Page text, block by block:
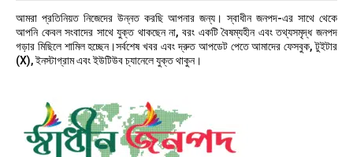
আমরা প্রতিনিয়ত নিজেদের উন্নত করছি আপনার জন্য। স্বাধীন জনপদ-এর সাথে থেকে
আপনি কেবল সংবাদের সাথে যুক্ত থাকছেন না, বরং একটি বৈষম্যহীন এবং তথ্যসমৃদ্ধ জনপদ
গড়ার মিছিলে শামিল হচ্ছেন।সর্বশেষ খবর এবং দ্রুত আপডেট পেতে আমাদের ফেসবুক, টুইটার
(X), ইনস্টাগ্রাম এবং ইউটিউব চ্যানেলে যুক্ত থাকুন।